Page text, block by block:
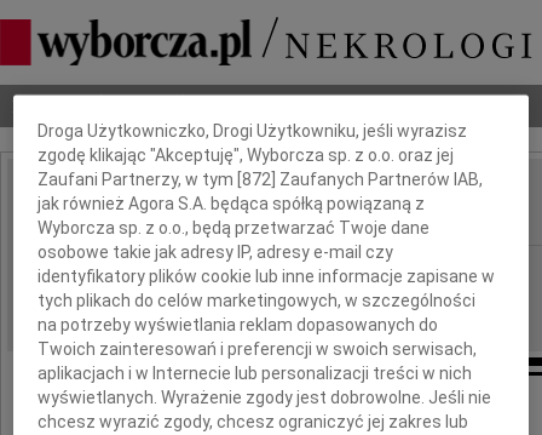
IMIĘ I NAZWISKO: Krzysztof Pirecki
REGION: Warszawa
DATA EMISJI: 25.02.2010
Nie to jest straszne, że odszedłeś
Dbamy o Twoją prywatność
Droga Użytkowniczko, Drogi Użytkowniku, jeśli wyrazisz
zgodę klikając "Akceptuję", Wyborcza sp. z o.o. oraz jej
Zaufani Partnerzy, w tym [872 ] Zaufanych Partnerów IAB,
jak również Agora S.A. będąca spółką powiązaną z
Wyborcza sp. z o.o., będą przetwarzać Twoje dane
osobowe takie jak adresy IP, adresy e-mail czy
identyfikatory plików cookie lub inne informacje zapisane w
tych plikach do celów marketingowych, w szczególności
na potrzeby wyświetlania reklam dopasowanych do
Twoich zainteresowań i preferencji w swoich serwisach,
aplikacjach i w Internecie lub personalizacji treści w nich
wyświetlanych. Wyrażenie zgody jest dobrowolne. Jeśli nie
chcesz wyrazić zgody, chcesz ograniczyć jej zakres lub